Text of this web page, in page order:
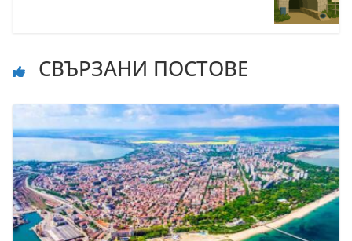
СВЪРЗАНИ ПОСТОВЕ